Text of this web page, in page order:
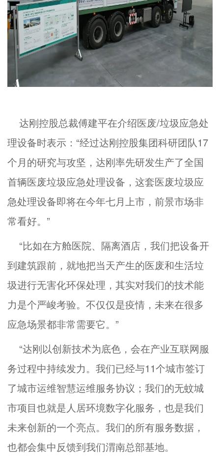
达刚控股总裁傅建平在介绍医废/垃圾应急处
理设备时表示：“经过达刚控股集团科研团队17
个月的研究与攻坚，达刚率先研发生产了全国
首辆医废垃圾应急处理设备，这套医废垃圾应
急处理设备即将在今年七月上市，前景市场非
常看好。”
“比如在方舱医院、隔离酒店，我们把设备开
到建筑跟前，就地把当天产生的医废和生活垃
圾进行无害化环保处理，其实对我们的技术能
力是个严峻考验。不仅仅是疫情，未来在很多
应急场景都非常需要它。”
“达刚以创新技术为底色，会在产业互联网服
务过程中持续发力。我们已经与11个城市签订
了城市运维智慧运维服务协议；我们的无蚊城
市项目也就是人居环境数字化服务，也是我们
未来创新的一个亮点。我们的所有服务数据，
也都会集中反馈到我们渭南总部基地。